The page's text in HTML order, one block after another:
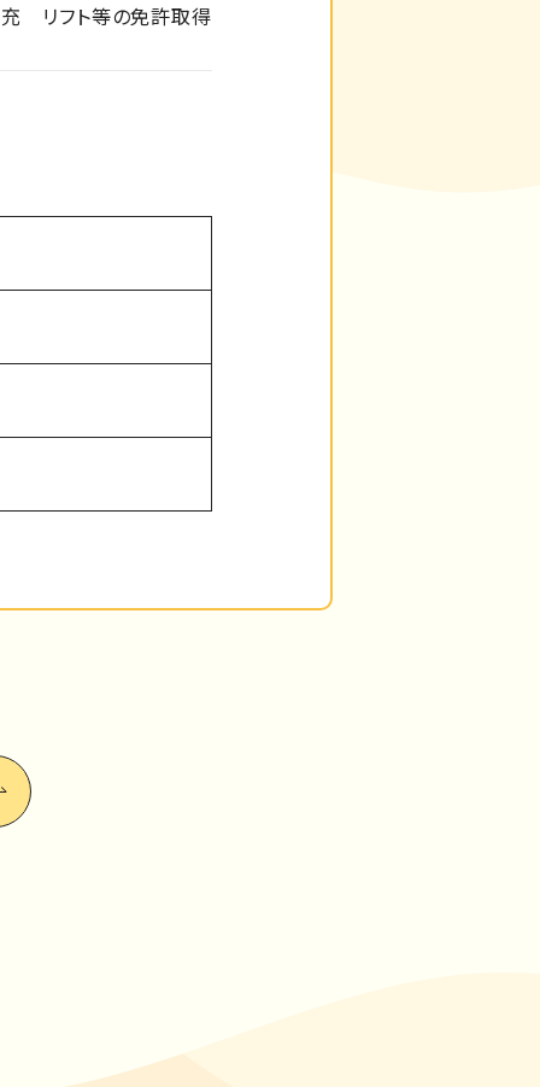
リフト等の免許取得